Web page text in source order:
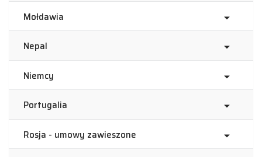
Mołdawia
Nepal
Niemcy
Portugalia
Rosja - umowy zawieszone